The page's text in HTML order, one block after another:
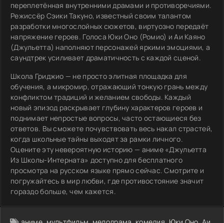
переплетённая внутренними драмами и противоречиями.
Режиссёр Сэики Такуно, известный своим талантом
разработки многослойных сюжетов, виртуозно передаёт
напряжение героев. Голоса Юки Оно (Ромио) и Аи Каяно
(Джульетта) наполняют персонажей яркими эмоциями, а
саундтрек усиливает драматичность с каждой сценой.
Школа Гриджио — не просто элитная площадка для
обучения, а микромир, отражающий тонкую грань между
конфликтом традиций и желанием свободы. Каждый
новый эпизод раскрывает глубину характеров героев и
поднимает непростые вопросы, часто остающиеся без
ответов. Вы сможете почувствовать весь накал страстей,
когда школьные тайны выходят за рамки личного.
Оцените эту невероятную историю — аниме «Джульетта
Из Школы-Интерната» доступно для бесплатного
просмотра на русском языке прямо сейчас. Смотрите и
погружайтесь в мир любви, где противостояние значит
гораздо больше, чем кажется.